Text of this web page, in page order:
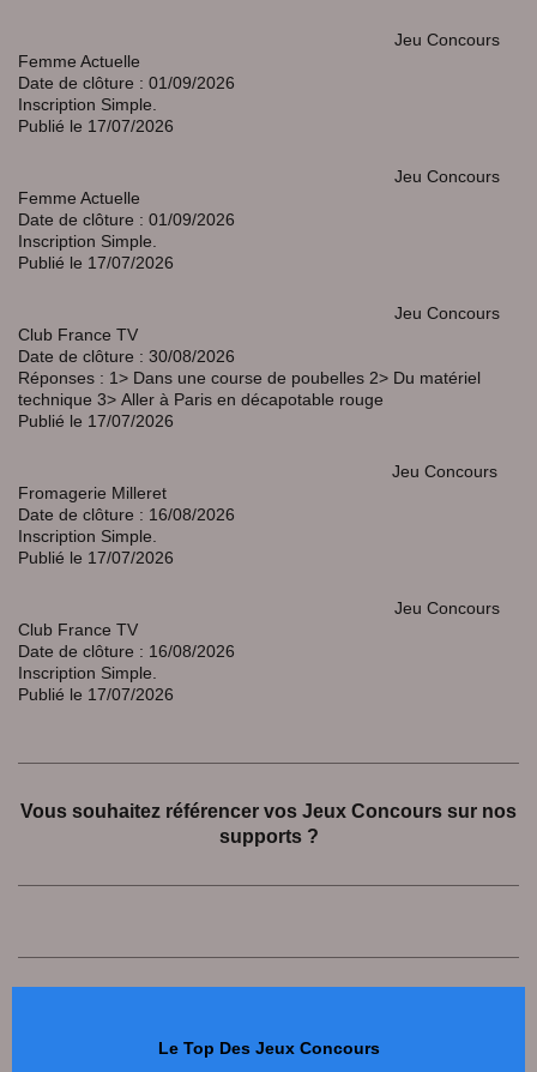
Jeu Concours
Femme Actuelle
Date de clôture : 01/09/2026
Inscription Simple.
Publié le 17/07/2026
Jeu Concours
Femme Actuelle
Date de clôture : 01/09/2026
Inscription Simple.
Publié le 17/07/2026
Jeu Concours
Club France TV
Date de clôture : 30/08/2026
Réponses : 1> Dans une course de poubelles 2> Du matériel
technique 3> Aller à Paris en décapotable rouge
Publié le 17/07/2026
Jeu Concours
Fromagerie Milleret
Date de clôture : 16/08/2026
Inscription Simple.
Publié le 17/07/2026
Jeu Concours
Club France TV
Date de clôture : 16/08/2026
Inscription Simple.
Publié le 17/07/2026
Vous souhaitez référencer vos Jeux Concours sur nos
supports ?
Le Top Des Jeux Concours